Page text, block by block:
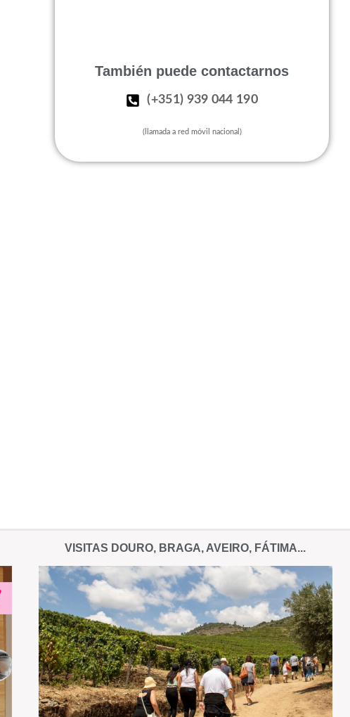
También puede contactarnos
(+351) 939 044 190
(llamada a red móvil nacional)
VISITAS DOURO, BRAGA, AVEIRO, FÁTIMA...